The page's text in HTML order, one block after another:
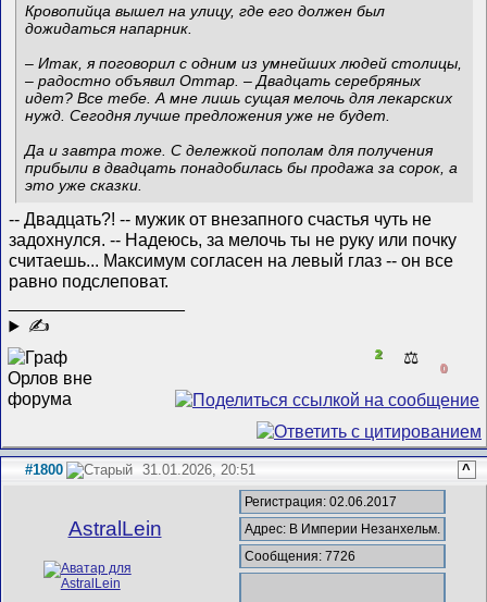
Кровопийца вышел на улицу, где его должен был
дожидаться напарник.
– Итак, я поговорил с одним из умнейших людей столицы,
– радостно объявил Оттар. – Двадцать серебряных
идет? Все тебе. А мне лишь сущая мелочь для лекарских
нужд. Сегодня лучше предложения уже не будет.
Да и завтра тоже. С дележкой пополам для получения
прибыли в двадцать понадобилась бы продажа за сорок, а
это уже сказки.
-- Двадцать?! -- мужик от внезапного счастья чуть не
задохнулся. -- Надеюсь, за мелочь ты не руку или почку
считаешь... Максимум согласен на левый глаз -- он все
равно подслеповат.
✍
2 ⚖️
0
#1800 31.01.2026, 20:51 ^
AstralLein
Регистрация: 02.06.2017
Адрес: В Империи Незанхельм.
Сообщения: 7726